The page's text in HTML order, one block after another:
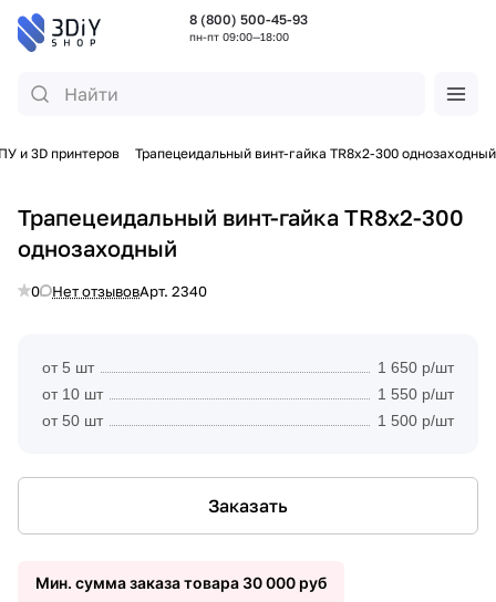
8 (800) 500-45-93
пн-пт 09:00—18:00
и 3D принтеров Трапецеидальный винт-гайка TR8x2-300 однозаходный
Трапецеидальный винт-гайка TR8x2-300
однозаходный
0 Нет отзывовАрт. 2340
от 5 шт
1 650 р/шт
от 10 шт
1 550 р/шт
от 50 шт
1 500 р/шт
Заказать
Мин. сумма заказа товара 30 000 руб